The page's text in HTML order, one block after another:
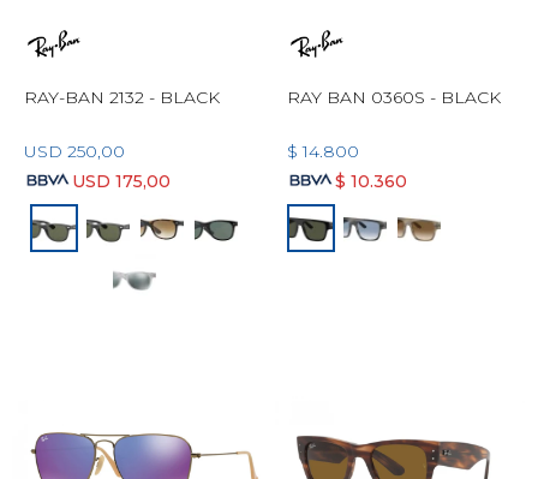
RAY-BAN 2132 - BLACK
USD 250,00
USD 175,00
RAY BAN 0360S - BLACK
$ 14.800
$ 10.360